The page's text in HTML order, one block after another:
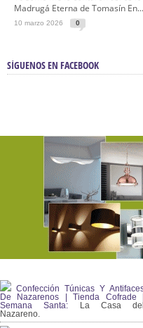
Madrugá Eterna de Tomasín En...
10 marzo 2026 0
SÍGUENOS EN FACEBOOK
Confección Túnicas Y
De Nazarenos | Tienda Cofrade |
Semana Santa: La Casa del
Nazareno.